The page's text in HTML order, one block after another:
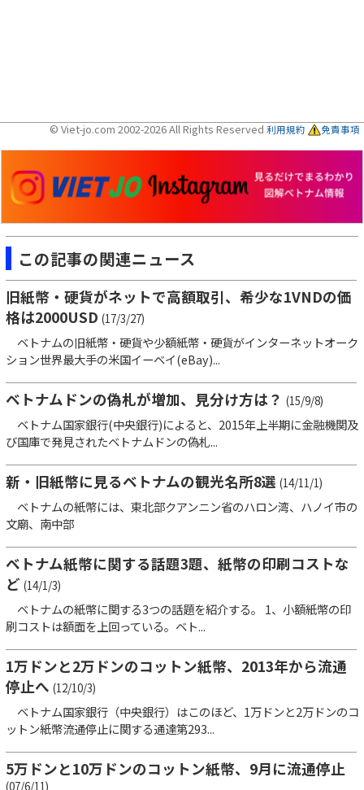
© Viet-jo.com 2002-2026 All Rights Reserved 利用規約 免責事項
この記事の関連ニュース
旧紙幣・硬貨がネットで高額取引、希少な1VNDの価
格は2000USD (17/3/27)
ベトナムの旧紙幣・硬貨や少額紙幣・硬貨がインターネットオーク
ション世界最大手の米国イーベイ(eBay)...
ベトナムドンの偽札が増加、見分け方は？ (15/9/8)
ベトナム国家銀行(中央銀行)によると、2015年上半期に金融機関及
び国庫で発見されたベトナムドンの偽札...
新・旧紙幣に見るベトナムの観光名所8選 (14/11/1)
ベトナムの紙幣には、東北部クアンニン省のハロン湾、ハノイ市の
文廟、南中部
ベトナム紙幣に関する話題3題、紙幣の印刷コストな
ど (14/1/3)
ベトナムの紙幣に関する3つの話題を紹介する。 1、小額紙幣の印
刷コストは額面を上回っている。ベト...
1万ドンと2万ドンのコットン紙幣、2013年から流通
停止へ (12/10/3)
ベトナム国家銀行（中央銀行）はこのほど、1万ドンと2万ドンのコ
ットン紙幣流通停止に関する通達第293...
5万ドンと10万ドンのコットン紙幣、9月に流通停止
(07/6/11)